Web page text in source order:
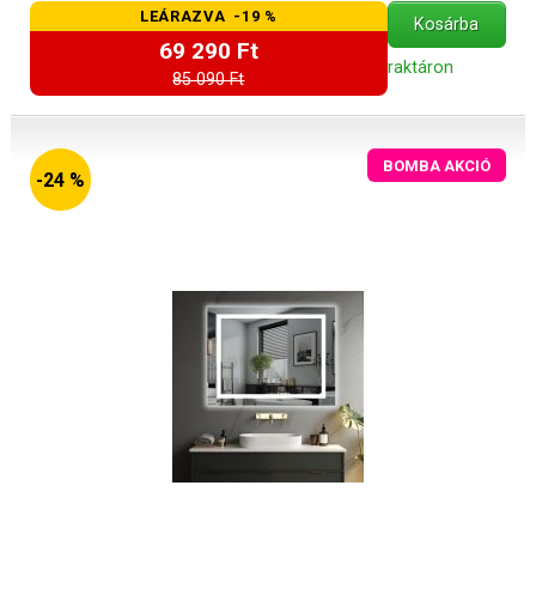
LEÁRAZVA -19 %
69 290 Ft
85 090 Ft
Kosárba
raktáron
-24 %
BOMBA AKCIÓ